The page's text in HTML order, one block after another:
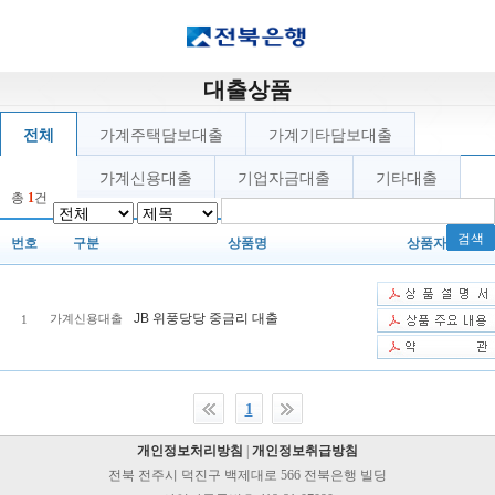
대출상품
전체 가계주택담보대출 가계기타담보대출
가계신용대출 기업자금대출 기타대출
검색
총 1건
번호 구분 상품명 상품자료
1 가계신용대출 JB 위풍당당 중금리 대출
1
개인정보처리방침
개인정보취급방침
전북 전주시 덕진구 백제대로 566 전북은행 빌딩